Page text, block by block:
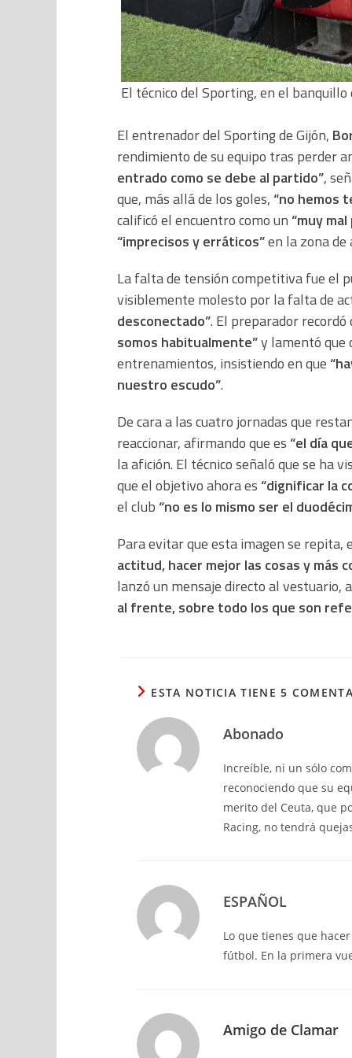
El técnico del Sporting, en el
El entrenador del Sporting de Gijón,
rendimiento de su equipo tras perder
entrado como se debe al partido”,
que, más allá de los goles, “no hemos
calificó el encuentro como un “muy
“imprecisos y erráticos”en la zona de
La falta de tensión competitiva fue el
visiblemente molesto por la falta de
desconectado”. El preparador
somos habitualmente”y lamentó que
entrenamientos, insistiendo en que
nuestro escudo”.
De cara a las cuatro jornadas que
reaccionar, afirmando que es “el día
la afición. El técnico señaló que se ha
que el objetivo ahora es “dignificar la
el club “no es lo mismo ser el
Para evitar que esta imagen se
actitud, hacer mejor las cosas y más
lanzó un mensaje directo al vestuario,
al frente, sobre todo los que son
ESTA NOTICIA TIENE 5
Abonado
Increíble, ni un sólo
reconociendo que su
merito del Ceuta, que
Racing, no tendrá
ESPAÑOL
Lo que tienes que
fútbol. En la primera
Amigo de Clamar